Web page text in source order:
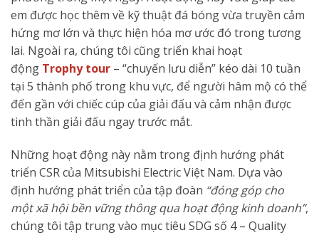
em được học thêm về kỹ thuật đá bóng vừa truyền cảm
hứng mơ lớn và thực hiện hóa mơ ước đó trong tương
lai. Ngoài ra, chúng tôi cũng triển khai hoạt
động Trophy tour – “chuyến lưu diễn” kéo dài 10 tuần
tại 5 thành phố trong khu vực, để người hâm mộ có thể
đến gần với chiếc cúp của giải đấu và cảm nhận được
tinh thần giải đấu ngay trước mắt.
Những hoạt động này nằm trong định hướng phát
triển CSR của Mitsubishi Electric Việt Nam. Dựa vào
định hướng phát triển của tập đoàn “đóng góp cho
một xã hội bền vững thông qua hoạt động kinh doanh”,
chúng tôi tập trung vào mục tiêu SDG số 4 – Quality